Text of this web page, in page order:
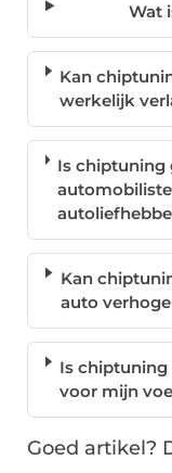
Wat
Kan
werkelijk
Is chiptuning
Kan
auto
Is chiptuning
voor mijn
Goed artikel?